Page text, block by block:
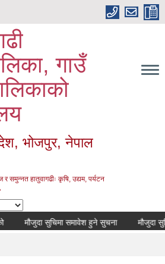
गाउँ
भोजपुर, नेपाल
समुन्नत हातुवागढीः कृषि, उद्यम, पर्यटन
मौजुदा सुचिमा समावेश हुने सुचना मौजुदा